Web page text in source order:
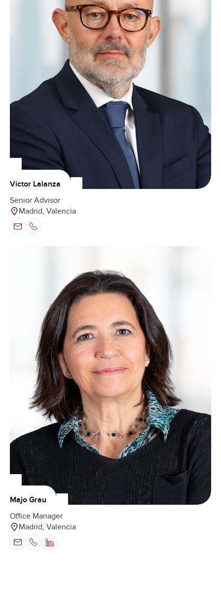
Víctor Lalanza
Senior Advisor
Madrid, Valencia
Majo Grau
Office Manager
Madrid, Valencia